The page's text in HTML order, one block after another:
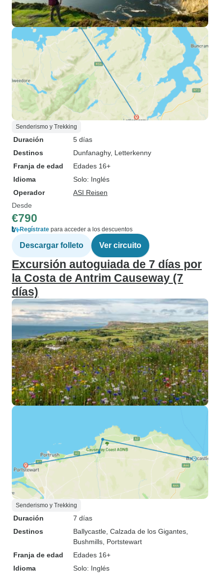
Senderismo y Trekking
Duración
5 días
Destinos
Dunfanaghy, Letterkenny
Franja de edad
Edades 16+
Idioma
Solo: Inglés
Operador
ASI Reisen
Desde
€790
Regístrate para acceder a los descuentos
Descargar folleto Ver circuito
Excursión autoguiada de 7 días por
la Costa de Antrim Causeway (7
días)
Senderismo y Trekking
Duración
7 días
Destinos
Ballycastle , Calzada de los Gigantes
Bushmills , Portstewart
Franja de edad
Edades 16+
Idioma
Solo: Inglés